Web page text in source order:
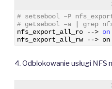
# setsebool –P
# getsebool –a | grep
nfs_export_all_ro
--> on
nfs_export_all_rw
--> on
4. Odblokowanie usługi NFS